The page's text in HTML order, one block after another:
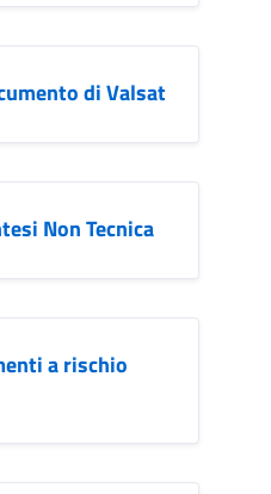
di Valsat
Non Tecnica
a rischio